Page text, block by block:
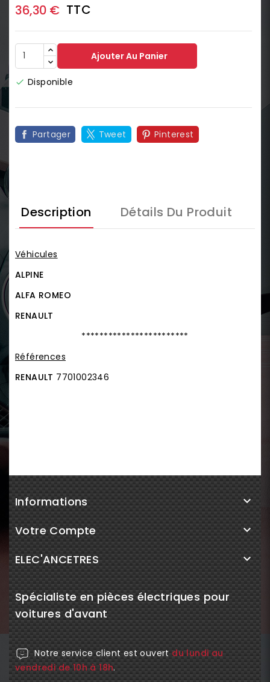
36,30 € TTC
Ajouter Au Panier
 Disponible
Partager Tweet Pinterest
Description Détails Du Produit
Véhicules
ALPINE
ALFA ROMEO
RENAULT
************************
Références
RENAULT 7701002346
Informations 
Votre Compte 
ELEC'ANCETRES 
Spécialiste en pièces électriques pour
voitures d'avant
Notre service client est ouvertdu lundi au
vendredi de 10h à 18h.